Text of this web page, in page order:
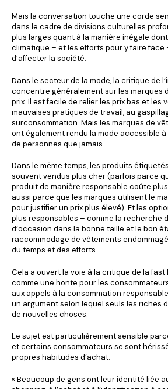
Mais la conversation touche une corde
dans le cadre de divisions culturelles
plus larges quant à la manière inégale
climatique – et les efforts pour y faire face
d’affecter la société.
Dans le secteur de la mode, la critique de
concentre généralement sur les marques
prix. Il est facile de relier les prix bas et les
mauvaises pratiques de travail, au
surconsommation. Mais les marques de
ont également rendu la mode accessible
de personnes que jamais.
Dans le même temps, les produits
souvent vendus plus cher (parfois parce
produit de manière responsable coûte
aussi parce que les marques utilisent le
pour justifier un prix plus élevé). Et les
plus responsables – comme la recherche
d’occasion dans la bonne taille et le bon
raccommodage de vêtements
du temps et des efforts.
Cela a ouvert la voie à la critique de la
comme une honte pour les
aux appels à la consommation
un argument selon lequel seuls les riches
de nouvelles choses.
Le sujet est particulièrement sensible
et certains consommateurs se sont
propres habitudes d’achat.
« Beaucoup de gens ont leur identité liée